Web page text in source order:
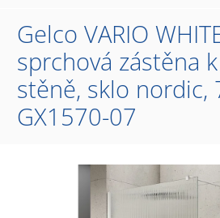
Gelco VARIO
sprchová zástěna
stěně, sklo nordic,
GX1570-07